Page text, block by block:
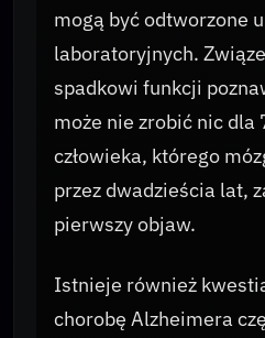
mogą być odtworzone
laboratoryjnych.
spadkowi funkcji
może nie zrobić nic
człowieka, którego
przez dwadzieścia lat,
pierwszy objaw.
Istnieje również
chorobę Alzheimera